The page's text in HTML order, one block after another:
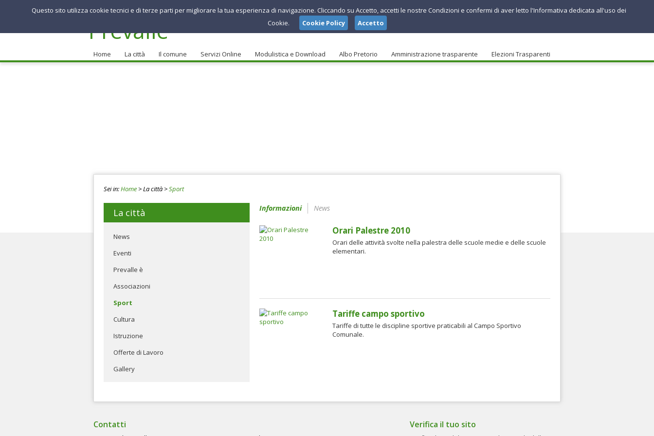
Comune di
Prevalle
Home La città Il comune Servizi Online Modulistica e Download Albo Pretorio Amministrazione trasparente Elezioni Trasparenti
Sei in:Home > La città >Sport
La città
News
Eventi
Prevalle è
Associazioni
Sport
Cultura
Istruzione
Offerte di Lavoro
Gallery
Informazioni News
Orari Palestre 2010
Orari delle attività svolte nella palestra delle scuole medie e delle scuole
elementari.
Tariffe campo sportivo
Tariffe di tutte le discipline sportive praticabili al Campo Sportivo
Comunale.
Contatti Verifica il tuo sito
Questo sito utilizza cookie tecnici e di terze parti per migliorare la tua esperienza di navigazione. Cliccando su Accetto, accetti le nostre Condizioni e confermi di aver letto l'Informativa dedicata all'uso dei
Cookie.
Cookie Policy Accetto